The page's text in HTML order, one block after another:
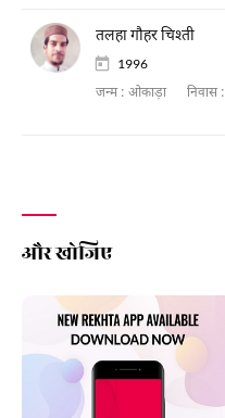
तलहा गौहर चिश्ती
1996
जन्म : ओकाड़ा निवास :
और खोजिए